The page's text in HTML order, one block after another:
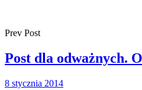
Prev Post
Post dla odważnych.
8 stycznia 2014